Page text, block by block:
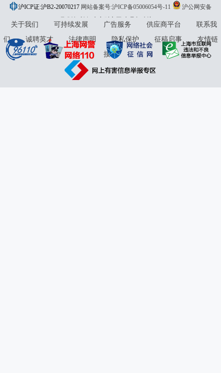
913101046312860336 违法和不良信息举报:021-61278686 举报邮箱：
jubao@eastmoney.com
沪ICP证:沪B2-20070217 网站备案号:沪ICP备05006054号-11
沪公网安备
31010402000120号版权所有:东方财富网意见与建议:4000300059/952500
关于我们 可持续发展 广告服务 供应商平台
联系我
们
诚聘英才 法律声明 隐私保护 征稿启事
友情链
接